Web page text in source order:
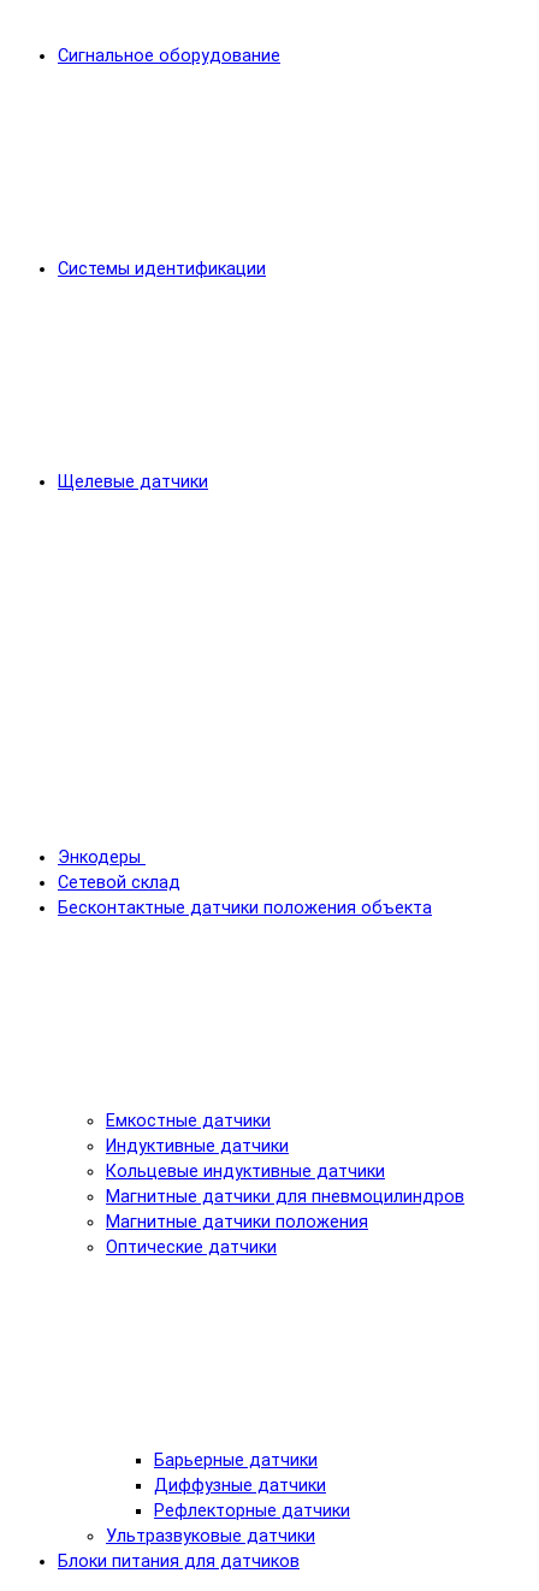
Сигнальное оборудование
Системы идентификации
Щелевые датчики
Энкодеры
Сетевой склад
Бесконтактные датчики положения объекта
Емкостные датчики
Индуктивные датчики
Кольцевые индуктивные датчики
Магнитные датчики для пневмоцилиндров
Магнитные датчики положения
Оптические датчики
Барьерные датчики
Диффузные датчики
Рефлекторные датчики
Ультразвуковые датчики
Блоки питания для датчиков